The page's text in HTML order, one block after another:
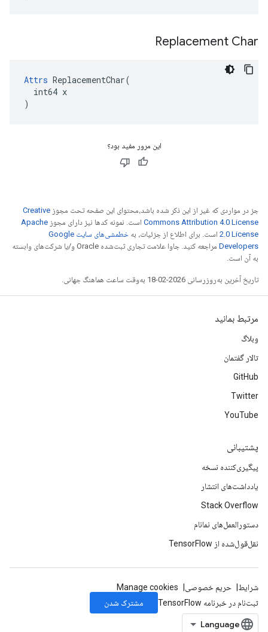
Replacement Char
Attrs ReplacementChar(
  int64 x
)
این مرور مفید بود؟
جز در مواردی که غیر از این ذکر شده باشد،‌محتوای این صفحه تحت مجوز Creative
Commons Attribution 4.0 License است. نمونه کدها نیز دارای مجوز Apache
2.0 License است. برای اطلاع از جزئیات، به
خطمشی‌های سایت Google
Developers‏
مراجعه کنید. جاوا علامت تجاری ثبت‌شده Oracle و/یا شرکت‌های وابسته
به آن است.
تاریخ آخرین به‌روزرسانی 2026-02-18 به‌وقت ساعت هماهنگ جهانی.
مرتبط بمانید
وبلاگ
تالار گفتمان
GitHub
Twitter
YouTube
پشتیبانی
پیگیری‌کننده نسخه
یادداشت‌های انتشار
Stack Overflow
دستورالعمل‌های نمانام
نقل‌قول‌شده از TensorFlow
شرایط حریم خصوصی
Manage cookies
ثبت‌نام در خبرنامه TensorFlow
مشترک شدن